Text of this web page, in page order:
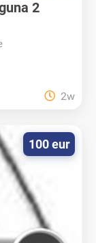
2
2w
100 eur